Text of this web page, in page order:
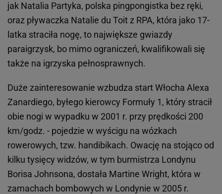
jak Natalia Partyka, polska pingpongistka bez ręki,
oraz pływaczka Natalie du Toit z RPA, która jako 17-
latka straciła nogę, to największe gwiazdy
paraigrzysk, bo mimo ograniczeń, kwalifikowali się
także na igrzyska pełnosprawnych.
Duże zainteresowanie wzbudza start Włocha Alexa
Zanardiego, byłego kierowcy Formuły 1, który stracił
obie nogi w wypadku w 2001 r. przy prędkości 200
km/godz. - pojedzie w wyścigu na wózkach
rowerowych, tzw. handibikach. Owację na stojąco od
kilku tysięcy widzów, w tym burmistrza Londynu
Borisa Johnsona, dostała Martine Wright, która w
zamachach bombowych w Londynie w 2005 r.